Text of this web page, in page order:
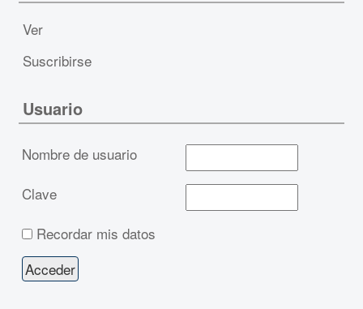
Ver
Suscribirse
Usuario
Nombre de usuario
Clave
Recordar mis datos